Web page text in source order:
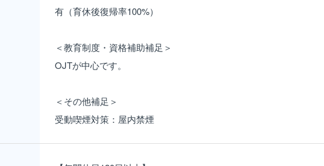
有（育休後復帰率100%）
＜教育制度・資格補助補足＞
OJTが中心です。
＜その他補足＞
受動喫煙対策：屋内禁煙